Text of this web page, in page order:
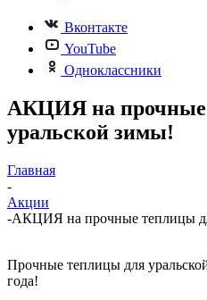
Вконтакте
YouTube
Одноклассники
АКЦИЯ на прочные
уральской зимы!
Главная
-
Акции
-АКЦИЯ на прочные теплицы
Прочные теплицы для
года!